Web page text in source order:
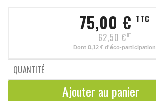
75,00 € TTC
62,50 € HT
Dont 0,12 € d'éco-participation
QUANTITÉ
Ajouter au panier